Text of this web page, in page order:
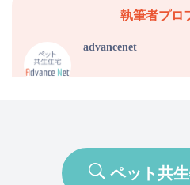
執筆者プロ
advancenet
ペット共